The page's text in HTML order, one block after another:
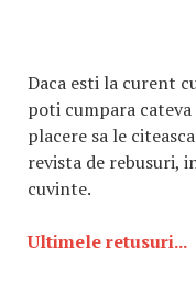
Daca esti la curent
poti cumpara
placere sa le
revista de rebusuri,
cuvinte.
Ultimele retusuri...